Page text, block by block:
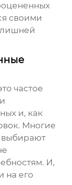
своими
частое
и, как
Многие
выбирают
И,
на его